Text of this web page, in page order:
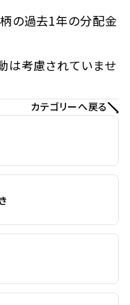
の過去1年の分配金
は考慮されていませ
カテゴリーへ戻る